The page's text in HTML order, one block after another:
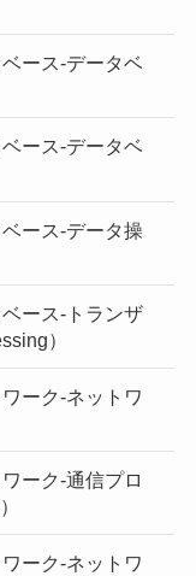
ース-データベ
ース-データベ
ース-データ操
ース-トランザ
）
ーク-ネットワ
ーク-通信プロ
ーク-ネットワ